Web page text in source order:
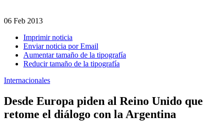
06 Feb 2013
Imprimir noticia
Enviar noticia por Email
Aumentar tamaño de la tipografía
Reducir tamaño de la tipografía
Internacionales
Desde Europa piden al Reino Unido que
retome el diálogo con la Argentina